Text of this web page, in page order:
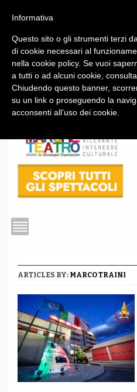
1
ARTICLES BY: MARCO TRAINI
Informativa
Questo sito o gli strumenti terzi
di cookie necessari al
nella cookie policy. Se vuoi
a tutti o ad alcuni cookie,
Chiudendo questo banner,
su un link o proseguendo la
acconsenti all’uso dei cookie.